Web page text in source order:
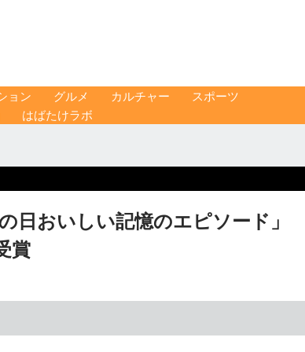
ョン グルメ カルチャー
スポーツ
はばたけラボ
日おいしい記憶のエピソード
賞